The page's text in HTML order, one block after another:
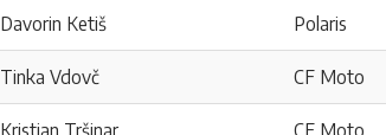
Davorin Ketiš Polaris
Tinka Vdovč CF Moto
Kristjan Tršinar CF Moto